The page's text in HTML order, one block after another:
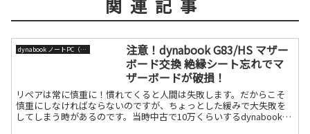
関連記事
dynabook ノートPC（旧東芝）
注意！dynabook G83/HS マザー
ボード交換 絶縁シート忘れでマ
ザーボードが破損！
リペアは常に慎重に！慣れてくると人間は失敗します。だからこそ
慎重にしなければならないのですが、ちょっとした緩みで大失敗を
してしまう時があるのです。当時中古で10万くらいするdynabook